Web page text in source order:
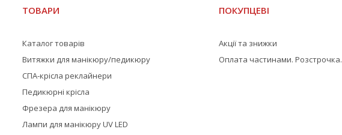
ТОВАРИ
Каталог товарів
Витяжки для манікюру/педикюру
СПА-крісла реклайнери
Педикюрні крісла
Фрезера для манікюру
Лампи для манікюру UV LED
ПОКУПЦЕВІ
Акції та знижки
Оплата частинами. Розстрочка.